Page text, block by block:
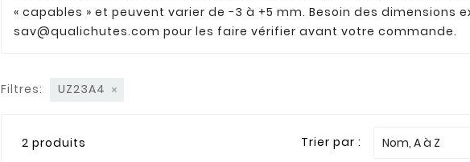
« capables » et peuvent varier de −3 à +5 mm. Besoin des
sav@qualichutes.com pour les faire vérifier avant votre commande.
Filtres: UZ23A4
2 produits Trier par : Nom, A à Z